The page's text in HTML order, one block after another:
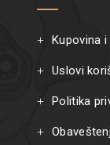
Kupovina
Uslovi
Politika